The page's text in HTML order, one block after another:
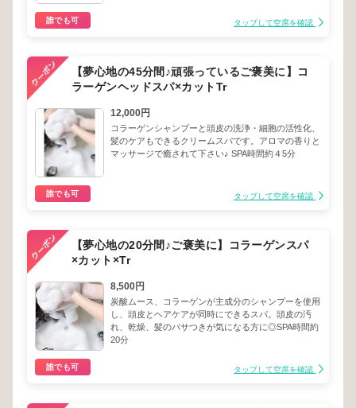
誰でも可 タップして空席を確認
【夢心地の45分間♪頑張っているご褒美に】コ
ラーゲンヘッドスパ×カットTr
12,000円
コラーゲンシャンプーと頭皮の洗浄・細胞の活性化、
髪のケアもできるクリームスパです。アロマの香りと
マッサージで癒されて下さい♪ SPA時間約４5分
誰でも可 タップして空席を確認
【夢心地の20分間♪ご褒美に】コラーゲンスパ
×カット×Tr
8,500円
炭酸ムース、コラーゲンが主成分のシャンプーを使用
し、頭皮とヘアケアが同時にできるスパ。頭皮の汚
れ、乾燥、髪のパサつきが気になる方に◎SPA時間約
20分
誰でも可 タップして空席を確認